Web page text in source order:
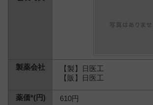
【製】日医工
【販】日医工
610円